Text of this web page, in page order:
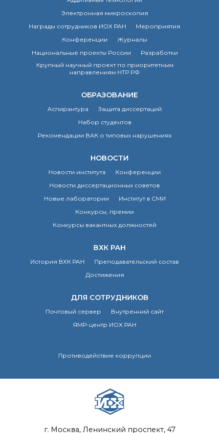
Новости института
Новости
диссертационных
Конкурсы, премии
Конкурсы вакантных
Преподавательский
Почтовый сервер
Электронная микроскопия
Награды сотрудников ИОХ РАН
Мероприятия
Конференции
Журналы
Национальные проекты России
Разработки
Крупный научный проект по приоритетным
направлениям НТР РФ
ОБРАЗОВАНИЕ
Аспирантура
Защита диссертаций
Набор студентов
Рекомендации ВАК о типовых нарушениях
НОВОСТИ
Новости института
Конференции
Новости диссертационных советов
Новые лаборатории
Институт в СМИ
Конкурсы, премии
Конкурсы вакантных должностей
ВХК РАН
История ВХК РАН
Преподавательский состав
Достижения
ДЛЯ СОТРУДНИКОВ
Почтовый сервер
Внутренний сайт
ЯМР-центр ИОХ РАН
Противодействие коррупции
г. Москва, Ленинский проспект, 47